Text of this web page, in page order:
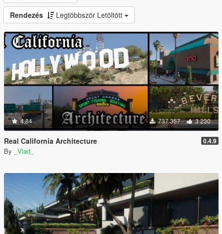
Rendezés Legtöbbször Letöltött
4.84 737 357 3 230
Real California Architecture 0.4.9
By _Vlad_